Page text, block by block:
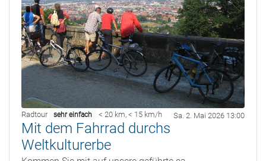
Radtour sehr einfach < 20 km, < 15 km/h Sa. 2. Mai 2026 13:00
Mit dem Fahrrad durchs
Weltkulturerbe